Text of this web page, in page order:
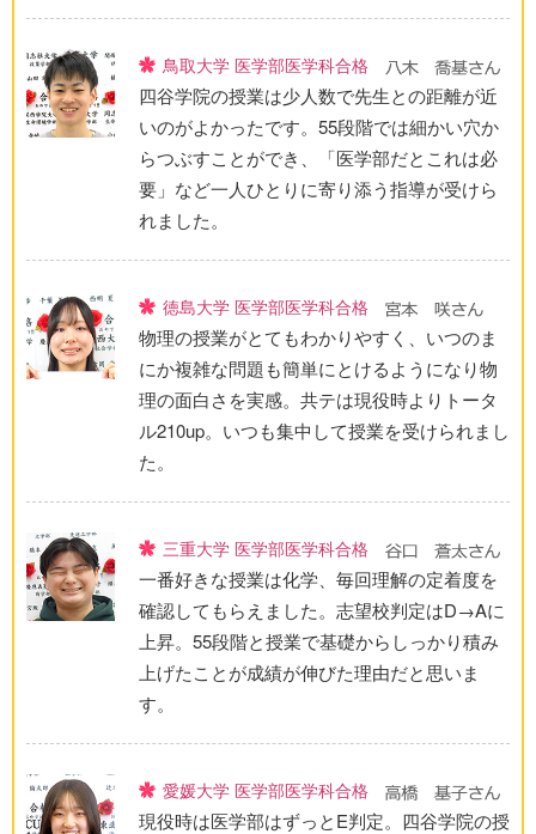
鳥取大学 医学部医学科合格
四谷学院の授業は少人数で先生との距離が近
いのがよかったです。55段階では細かい穴か
らつぶすことができ、「医学部だとこれは必
要」など一人ひとりに寄り添う指導が受けら
れました。
徳島大学 医学部医学科合格
物理の授業がとてもわかりやすく、いつのま
にか複雑な問題も簡単にとけるようになり物
理の面白さを実感。共テは現役時よりトータ
ル210up。いつも集中して授業を受けられまし
た。
三重大学 医学部医学科合格
一番好きな授業は化学、毎回理解の定着度を
確認してもらえました。志望校判定はD→Aに
上昇。55段階と授業で基礎からしっかり積み
上げたことが成績が伸びた理由だと思いま
す。
愛媛大学 医学部医学科合格
現役時は医学部はずっとE判定。四谷学院の授